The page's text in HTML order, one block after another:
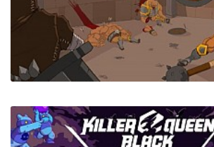
Evolution